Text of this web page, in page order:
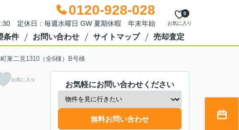
0120-928-028
定休日：毎週水曜日 GW 夏期休暇 年末年始 お気に入り
0
条件 お問い合わせ サイトマップ 売却査定
東二見1310（全6棟）B号棟
お気に入り
お気軽にお問い合わせください
無料お問い合わせ